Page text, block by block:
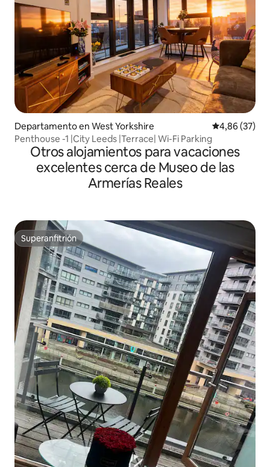
Departamento en West Yorkshire Calificación
4,86 (37)
Penthouse -1 |City Leeds |Terrace| Wi-Fi Parking
Otros alojamientos para vacaciones
excelentes cerca de Museo de las
Armerías Reales
Superanfitrión
Superanfitrión